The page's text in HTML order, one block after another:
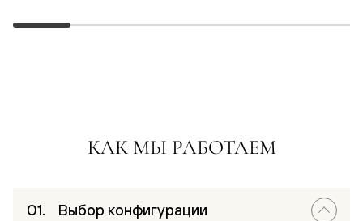
КАК МЫ РАБОТАЕМ
Выбор конфигурации